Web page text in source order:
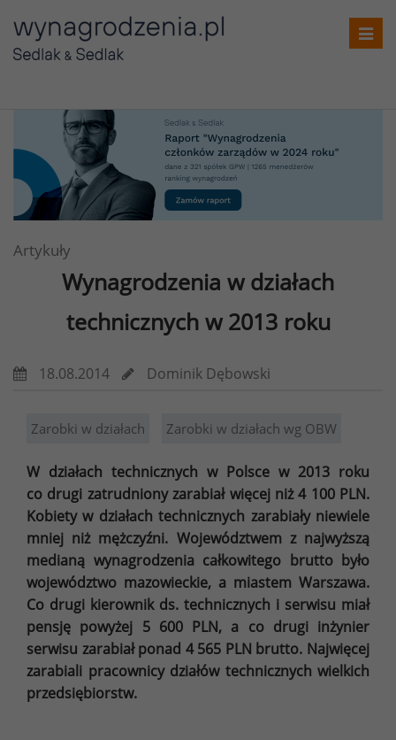
Artykuły
Wynagrodzenia w działach
technicznych w 2013 roku
18.08.2014 Dominik Dębowski
Zarobki w działach Zarobki w działach wg OBW
W działach technicznych w Polsce w 2013 roku
co drugi zatrudniony zarabiał więcej niż 4 100 PLN.
Kobiety w działach technicznych zarabiały niewiele
mniej niż mężczyźni. Województwem z najwyższą
medianą wynagrodzenia całkowitego brutto było
województwo mazowieckie, a miastem Warszawa.
Co drugi kierownik ds. technicznych i serwisu miał
pensję powyżej 5 600 PLN, a co drugi inżynier
serwisu zarabiał ponad 4 565 PLN brutto. Najwięcej
zarabiali pracownicy działów technicznych wielkich
przedsiębiorstw.